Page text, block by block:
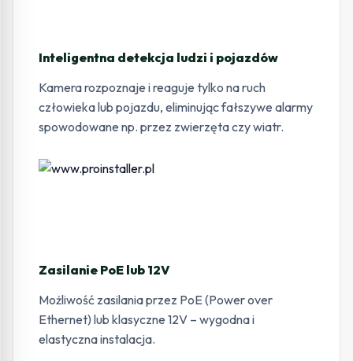
Inteligentna detekcja ludzi i pojazdów
Kamera rozpoznaje i reaguje tylko na ruch
człowieka lub pojazdu, eliminując fałszywe alarmy
spowodowane np. przez zwierzęta czy wiatr.
Zasilanie PoE lub 12V
Możliwość zasilania przez PoE (Power over
Ethernet) lub klasyczne 12V – wygodna i
elastyczna instalacja.